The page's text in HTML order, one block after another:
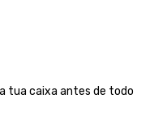
tua caixa antes de todo